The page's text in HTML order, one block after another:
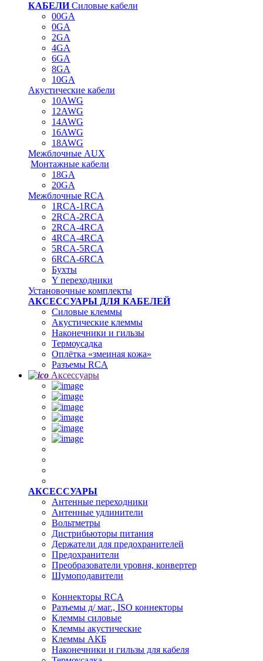
КАБЕЛИСиловые кабели
00GA
0GA
2GA
4GA
6GA
8GA
10GA
Акустические кабели
10AWG
12AWG
14AWG
16AWG
18AWG
Межблочные AUX
Монтажные кабели
18GA
20GA
Межблочные RCA
1RCA-1RCA
2RCA-2RCA
2RCA-4RCA
4RCA-4RCA
5RCA-5RCA
6RCA-6RCA
Бухты
Y переходники
Установочные комплекты
АКСЕССУАРЫ ДЛЯ КАБЕЛЕЙ
Силовые клеммы
Акустические клеммы
Наконечники и гильзы
Термоусадка
Oплётка «змеиная кожа»
Разъемы RCA
Аксессуары
АКСЕССУАРЫ
Антенные переходники
Антенные удлинители
Вольтметры
Дистрибьюторы питания
Держатели для предохранителей
Предохранители
Преобразователи уровня, конвертер
Шумоподавители
Коннекторы RCA
Разъемы д/ маг., ISO коннекторы
Клеммы силовые
Клеммы акустические
Клеммы АКБ
Наконечники и гильзы для кабеля